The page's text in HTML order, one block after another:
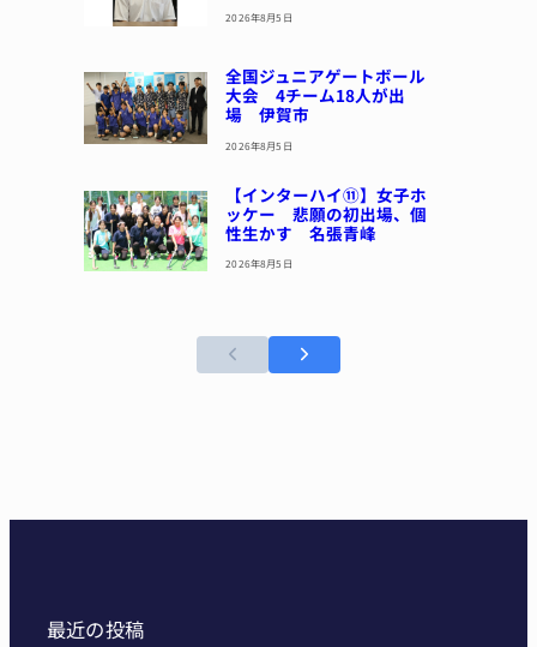
2026年8月5日
全国ジュニアゲートボール
大会 4チーム18人が出
場 伊賀市
2026年8月5日
【インターハイ⑪】女子ホ
ッケー 悲願の初出場、個
性生かす 名張青峰
2026年8月5日
最近の投稿